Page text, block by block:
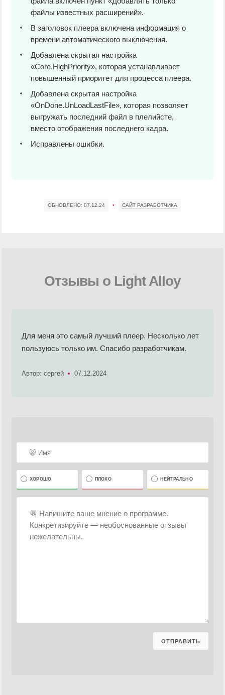
файлы известных расширений».
В заголовок плеера включена информация о
времени автоматического выключения.
Добавлена скрытая настройка
«Core.HighPriority», которая устанавливает
повышенный приоритет для процесса плеера.
Добавлена скрытая настройка
«OnDone.UnLoadLastFile», которая позволяет
выгружать последний файл в плелийсте,
вместо отображения последнего кадра.
Исправлены ошибки.
ОБНОВЛЕНО: 07.12.24 • САЙТ РАЗРАБОТЧИКА
Отзывы о Light Alloy
Для меня это самый лучший плеер. Несколько лет
пользуюсь только им. Спасибо разработчикам.
Автор: сергей • 07.12.2024
ХОРОШО ПЛОХО НЕЙТРАЛЬНО